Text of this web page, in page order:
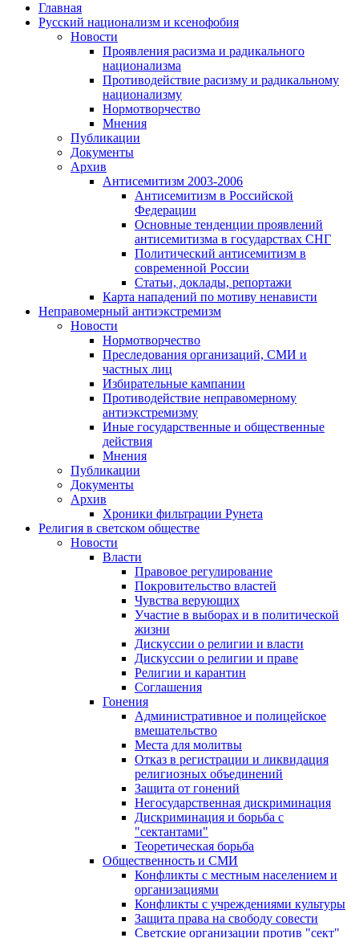
Главная
Русский национализм и ксенофобия
Новости
Проявления расизма и радикального
национализма
Противодействие расизму и радикальному
национализму
Нормотворчество
Мнения
Публикации
Документы
Архив
Антисемитизм 2003-2006
Антисемитизм в Российской
Федерации
Основные тенденции проявлений
антисемитизма в государствах СНГ
Политический антисемитизм в
современной России
Статьи, доклады, репортажи
Карта нападений по мотиву ненависти
Неправомерный антиэкстремизм
Новости
Нормотворчество
Преследования организаций, СМИ и
частных лиц
Избирательные кампании
Противодействие неправомерному
антиэкстремизму
Иные государственные и общественные
действия
Мнения
Публикации
Документы
Архив
Хроники фильтрации Рунета
Религия в светском обществе
Новости
Власти
Правовое регулирование
Покровительство властей
Чувства верующих
Участие в выборах и в политической
жизни
Дискуссии о религии и власти
Дискуссии о религии и праве
Религии и карантин
Соглашения
Гонения
Административное и полицейское
вмешательство
Места для молитвы
Отказ в регистрации и ликвидация
религиозных объединений
Защита от гонений
Негосударственная дискриминация
Дискриминация и борьба с
"сектантами"
Теоретическая борьба
Общественность и СМИ
Конфликты с местным населением и
организациями
Конфликты с учреждениями культуры
Защита права на свободу совести
Светские организации против "сект"